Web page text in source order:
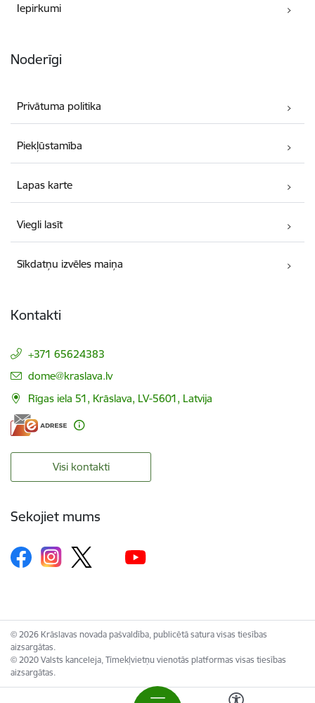
Iepirkumi
Noderīgi
Privātuma politika
Piekļūstamība
Lapas karte
Viegli lasīt
Sīkdatņu izvēles maiņa
Kontakti
+371 65624383
E-pasts:
dome@kraslava.lv
Rīgas iela 51, Krāslava, LV-5601, Latvija
Visi kontakti
Sekojiet mums
© 2026 Krāslavas novada pašvaldība, publicētā satura visas tiesības
aizsargātas.
© 2020 Valsts kanceleja, Tīmekļvietņu vienotās platformas visas tiesības
aizsargātas.